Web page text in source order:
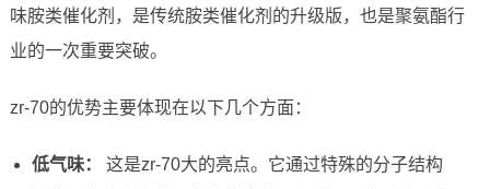
味胺类催化剂，是传统胺类催化剂的升级版，也是聚氨酯行
业的一次重要突破。
zr-70的优势主要体现在以下几个方面：
低气味：
这是zr-70大的亮点。它通过特殊的分子结构